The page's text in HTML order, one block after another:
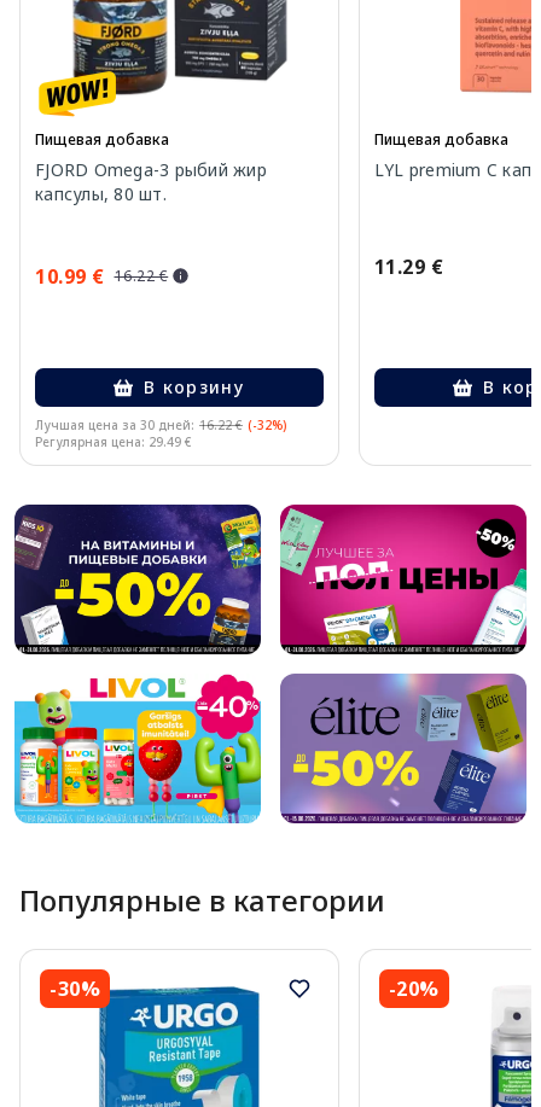
Пищевая добавка
FJORD Omega-3 рыбий жир
капсулы, 80 шт.
10.99 € 16.22 €
В корзину
Лучшая цена за 30 дней: 16.22 € (-32%)
Регулярная цена: 29.49 €
Пищевая добавка
LYL premium C
11.29 €
В
Популярные в категории
-30% -20%